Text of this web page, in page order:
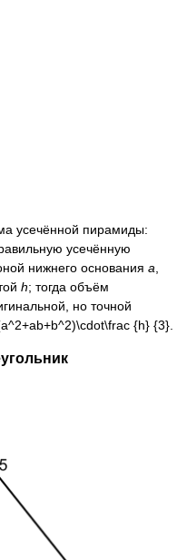
усечённой пирамиды:
усечённую
нижнего основания a
h; тогда объём
но точной